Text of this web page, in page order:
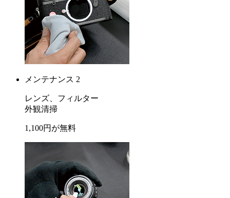
メンテナンス 2
レンズ、フィルター
外観清掃
1,100円が無料